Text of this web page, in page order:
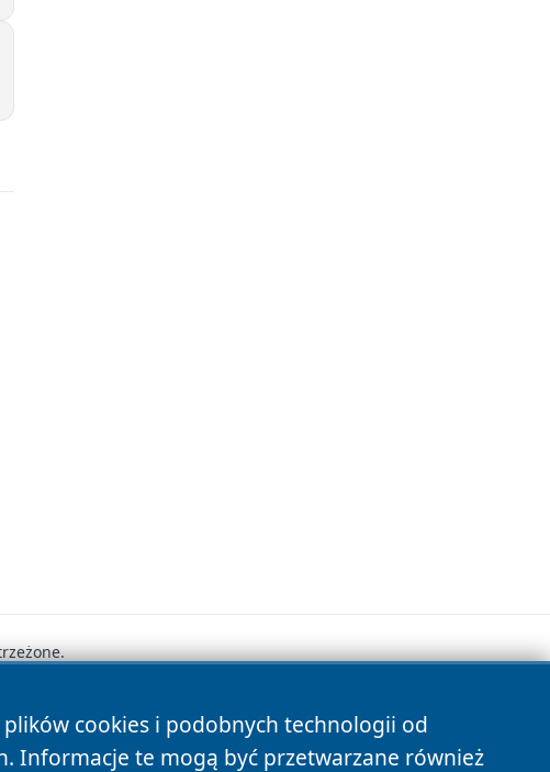
plików cookies i podobnych technologii od
Informacje te mogą być przetwarzane również